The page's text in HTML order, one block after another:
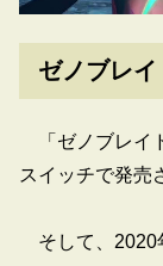
ゼノブレ
「ゼノブレイ
スイッチで発売
そして、2020